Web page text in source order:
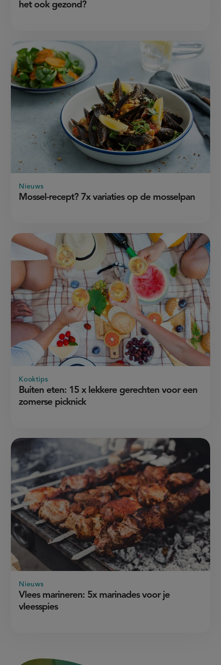
het ook gezond?
Mossel-recept? 7x variaties op de mosselpan
Nieuws
Buiten eten: 15 x lekkere gerechten voor een
zomerse picknick
Kooktips
Vlees marineren: 5x marinades voor je
vleesspies
Nieuws